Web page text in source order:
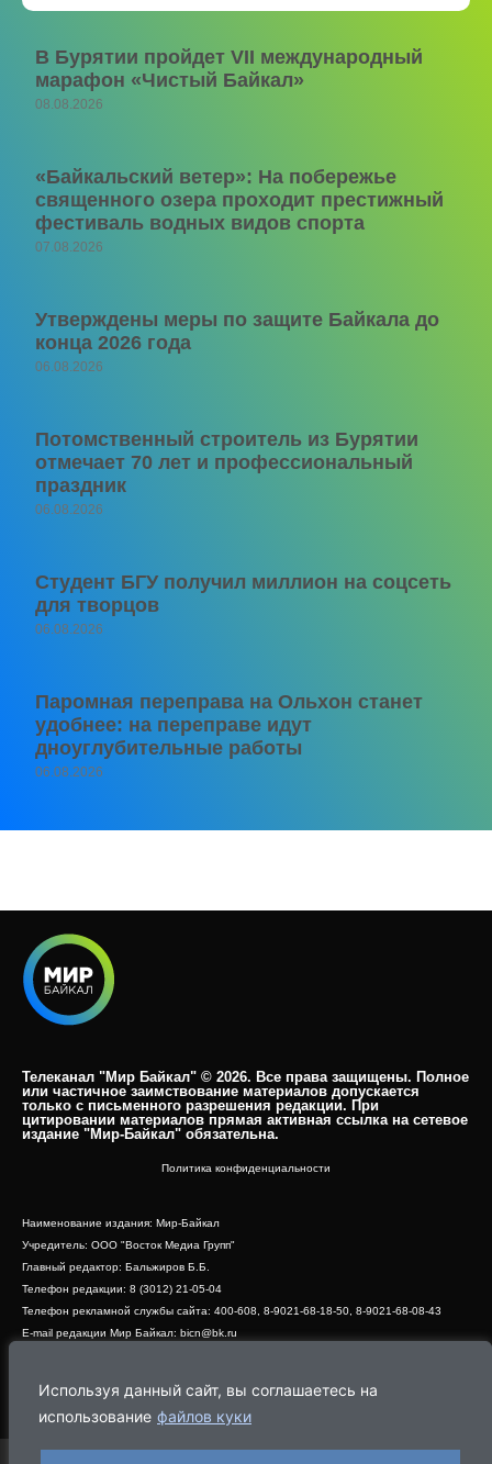
Используя данный сайт, вы соглашаетесь на
использование файлов куки
В Бурятии пройдет VII международный
марафон «Чистый Байкал»
08.08.2026
«Байкальский ветер»: На побережье
священного озера проходит престижный
фестиваль водных видов спорта
07.08.2026
Утверждены меры по защите Байкала до
конца 2026 года
06.08.2026
Потомственный строитель из Бурятии
отмечает 70 лет и профессиональный
праздник
06.08.2026
Студент БГУ получил миллион на соцсеть
для творцов
06.08.2026
Паромная переправа на Ольхон станет
удобнее: на переправе идут
дноуглубительные работы
06.08.2026
Телеканал "Мир Байкал" © 2026. Все права защищены. Полное
или частичное заимствование материалов допускается
только с письменного разрешения редакции. При
цитировании материалов прямая активная ссылка на сетевое
издание "Мир-Байкал" обязательна.​
Политика конфиденциальности
Наименование издания: Мир-Байкал
Учредитель: ООО "Восток Медиа Групп"
Главный редактор: Бальжиров Б.Б.
Телефон редакции: 8 (3012) 21-05-04
Телефон рекламной службы сайта: 400-608, 8-9021-68-18-50, 8-9021-68-08-43
E-mail редакции Мир Байкал: bicn@bk.ru
Адрес редакции: 670000, г. Улан-Удэ, ул. Профсоюзная, дом 44, офис 1